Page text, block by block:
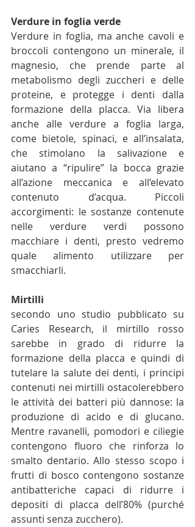
Verdure in foglia verde
Verdure in foglia, ma anche cavoli e
broccoli contengono un minerale, il
magnesio, che prende parte al
metabolismo degli zuccheri e delle
proteine, e protegge i denti dalla
formazione della placca. Via libera
anche alle verdure a foglia larga,
come bietole, spinaci, e all’insalata,
che stimolano la salivazione e
aiutano a “ripulire” la bocca grazie
all’azione meccanica e all’elevato
contenuto d’acqua. Piccoli
accorgimenti: le sostanze contenute
nelle verdure verdi possono
macchiare i denti, presto vedremo
quale alimento utilizzare per
smacchiarli.
Mirtilli
secondo uno studio pubblicato su
Caries Research, il mirtillo rosso
sarebbe in grado di ridurre la
formazione della placca e quindi di
tutelare la salute dei denti, i principi
contenuti nei mirtilli ostacolerebbero
le attività dei batteri più dannose: la
produzione di acido e di glucano.
Mentre ravanelli, pomodori e ciliegie
contengono fluoro che rinforza lo
smalto dentario. Allo stesso scopo i
frutti di bosco contengono sostanze
antibatteriche capaci di ridurre i
depositi di placca dell’80% (purché
assunti senza zucchero).